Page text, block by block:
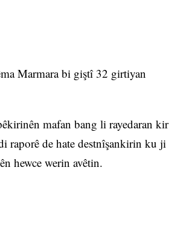
Marmara bi giştî 32 girtiyan
mafan bang li rayedaran kir
raporê de hate destnîşankirin ku ji
hewce werin avêtin.